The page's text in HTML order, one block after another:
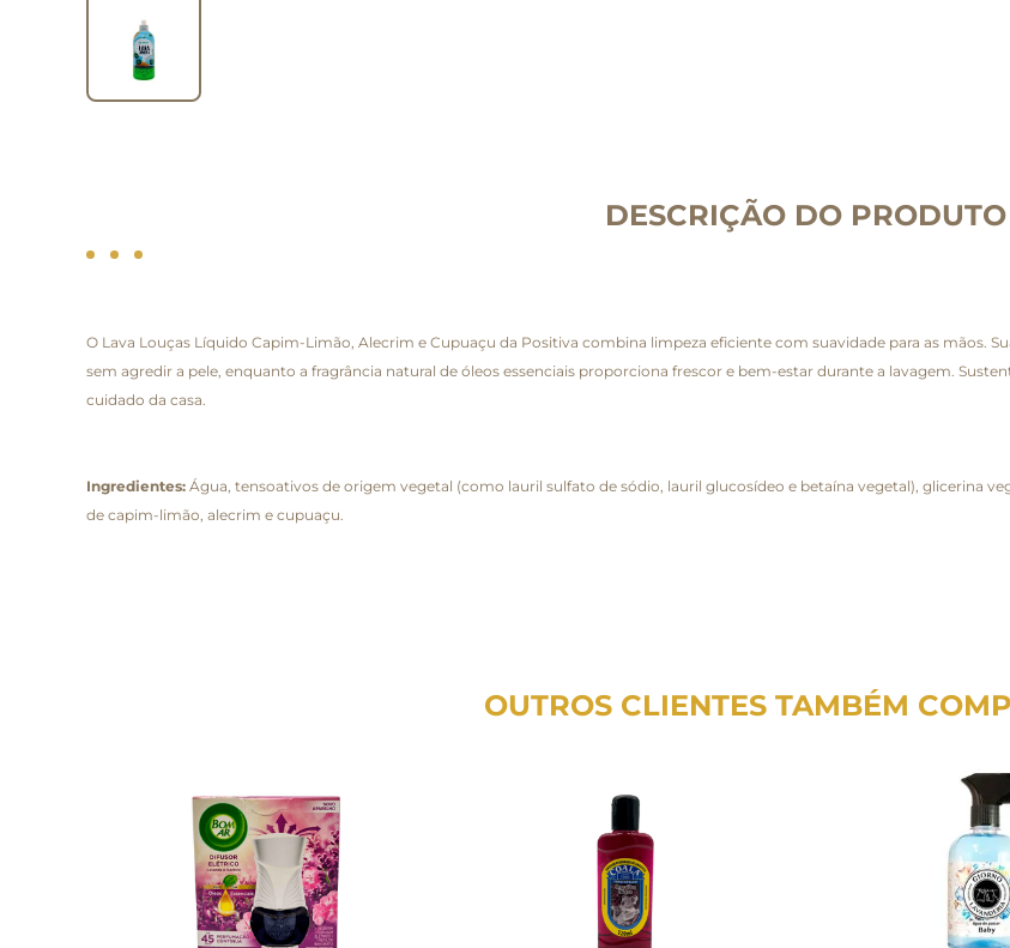
DESCRIÇÃO DO PRODUTO
O Lava Louças Líquido Capim-Limão, Alecrim e Cupuaçu da Positiva combina limpeza eficiente com suavidade para as mãos.
sem agredir a pele, enquanto a fragrância natural de óleos essenciais proporciona frescor e bem-estar durante a lavagem.
cuidado da casa.
Ingredientes: Água, tensoativos de origem vegetal (como lauril sulfato de sódio, lauril glucosídeo e betaína vegetal), glicerina
de capim-limão, alecrim e cupuaçu.
OUTROS CLIENTES TAMBÉM